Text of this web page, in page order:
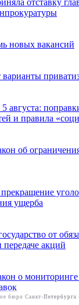
Реклама
новых вакансий
августа:
и правила
об
ущерба
от
акций
о
бюро Санкт-